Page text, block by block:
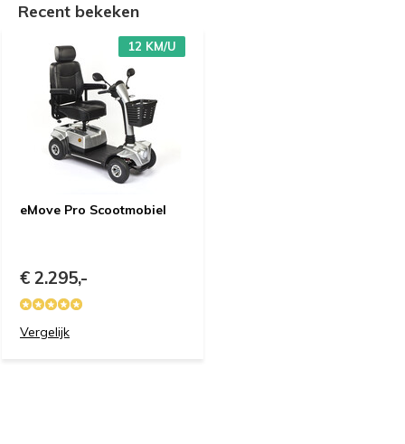
Recent bekeken
eMove Pro Scootmobiel
12 KM/U
€ 2.295,-
Vergelijk